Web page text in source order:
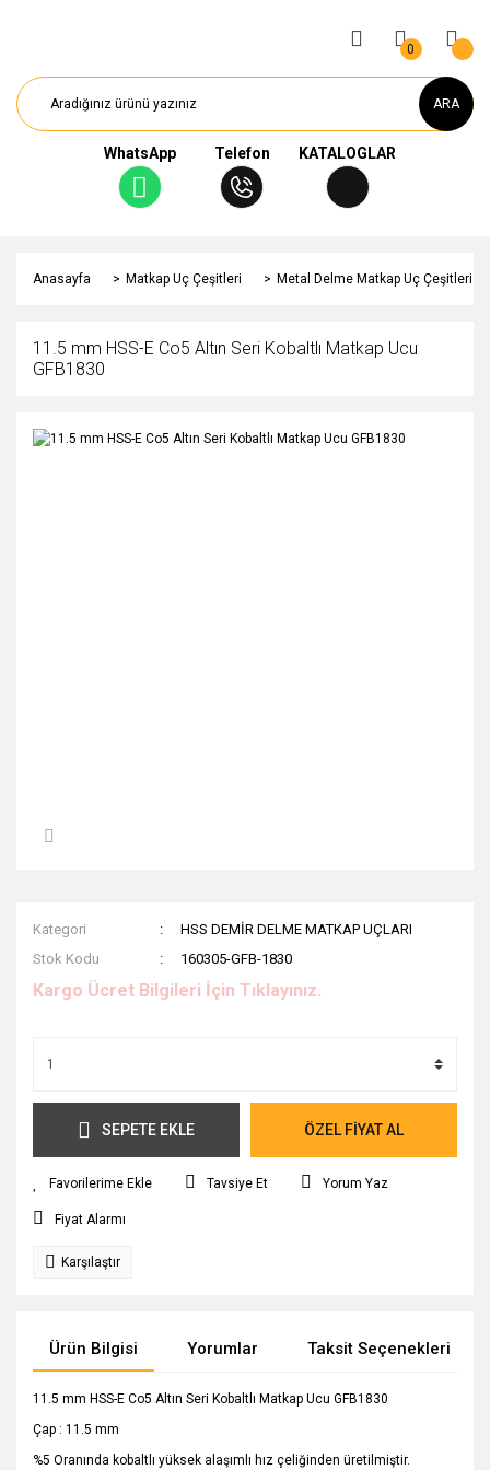
ARA
WhatsApp Telefon KATALOGLAR
0
Anasayfa Matkap Uç Çeşitleri Metal Delme Matkap Uç Çeşitleri
11.5 mm HSS-E Co5 Altın Seri Kobaltlı Matkap Ucu
GFB1830
Kategori
HSS DEMİR DELME MATKAP UÇLARI
Stok Kodu
160305-GFB-1830
Kargo Ücret Bilgileri İçin Tıklayınız.
SEPETE EKLE ÖZEL FİYAT AL
Tavsiye Et Yorum Yaz
Fiyat Alarmı
Karşılaştır
Ürün Bilgisi Yorumlar Taksit Seçenekleri
11.5 mm HSS-E Co5 Altın Seri Kobaltlı Matkap Ucu GFB1830
Çap : 11.5 mm
%5 Oranında kobaltlı yüksek alaşımlı hız çeliğinden üretilmiştir.